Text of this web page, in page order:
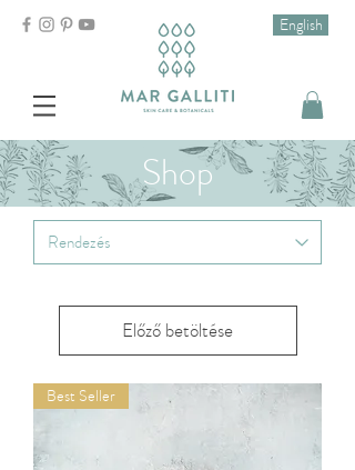
English
Shop
Előző betöltése
Best Seller